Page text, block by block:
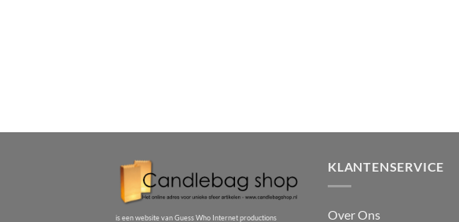
is een website van Guess Who Internet productions
KLANTENSERVICE
Over Ons